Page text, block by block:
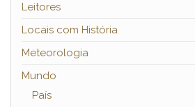
Leitores
Locais com História
Meteorologia
Mundo
País